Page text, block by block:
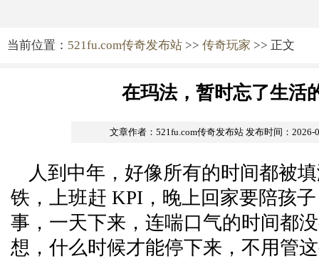
当前位置： 521fu.com传奇发布站 >> 传奇玩家 >> 正文
在玛法，暂时忘了生活
文章作者：521fu.com传奇发布站 发布时间：2026-
人到中年，好像所有的时间都被
铁，上班赶 KPI，晚上回家要陪孩
事，一天下来，连喘口气的时间都
想，什么时候才能停下来，不用管